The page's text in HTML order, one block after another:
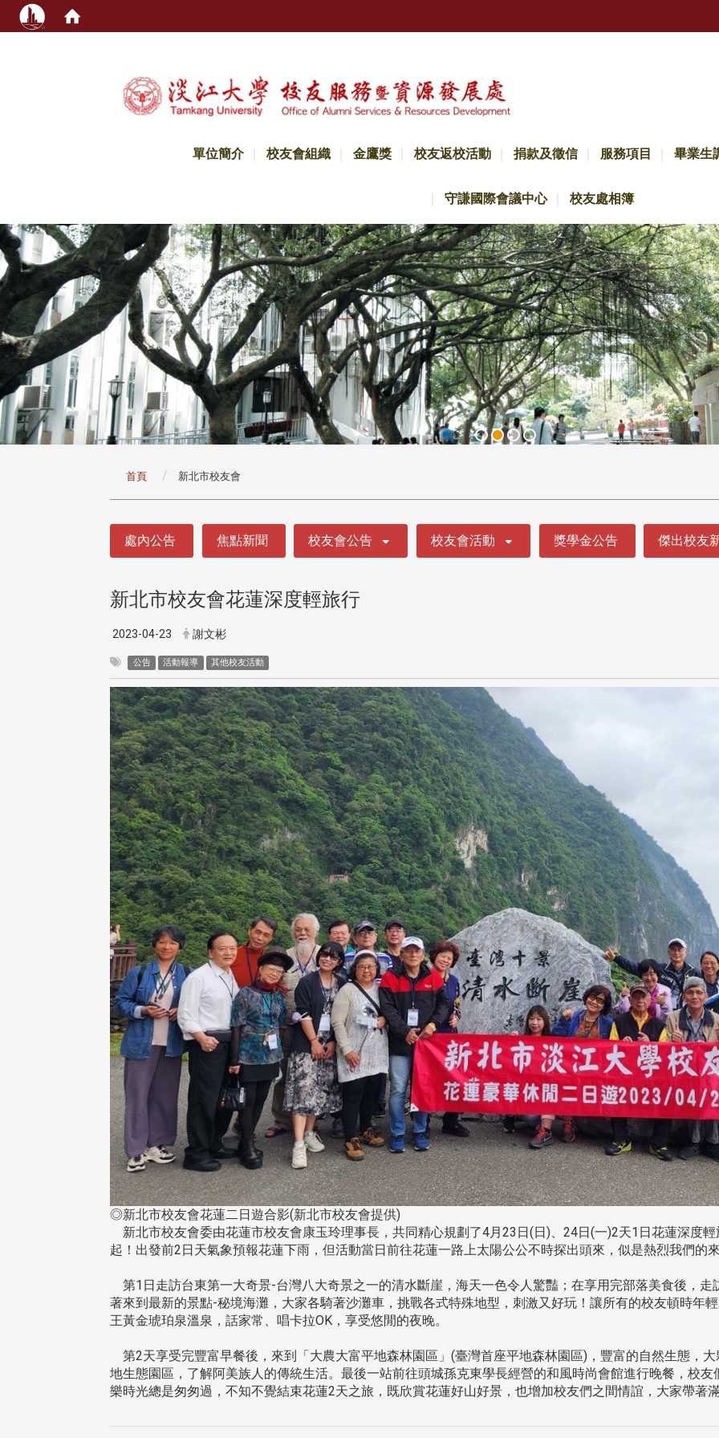
單位簡介 校友會組織 金鷹獎 校友返校活動 捐款及徵信 服務項目 畢業生
守謙國際會議中心 校友處相簿
首頁 新北市校友會
處內公告 焦點新聞 校友會公告 校友會活動 獎學金公告 傑出校友
新北市校友會花蓮深度輕旅行
2023-04-23 謝文彬
公告 活動報導 其他校友活動
◎新北市校友會花蓮二日遊合影(新北市校友會提供)
新北市校友會委由花蓮市校友會康玉玲理事長，共同精心規劃了4月23日(日)、24日(一)2天1日花蓮深度
起！出發前2日天氣象預報花蓮下雨，但活動當日前往花蓮一路上太陽公公不時探出頭來，似是熱烈我們的
第1日走訪台東第一大奇景-台灣八大奇景之一的清水斷崖，海天一色令人驚豔；在享用完部落美食後，
著來到最新的景點-秘境海灘，大家各騎著沙灘車，挑戰各式特殊地型，刺激又好玩！讓所有的校友頓時年
王黃金琥珀泉溫泉，話家常、唱卡拉OK，享受悠閒的夜晚。
第2天享受完豐富早餐後，來到「大農大富平地森林園區」(臺灣首座平地森林園區)，豐富的自然生態，
地生態園區，了解阿美族人的傳統生活。最後一站前往頭城孫克東學長經營的和風時尚會館進行晚餐，校
樂時光總是匆匆過，不知不覺結束花蓮2天之旅，既欣賞花蓮好山好景，也增加校友們之間情誼，大家帶著